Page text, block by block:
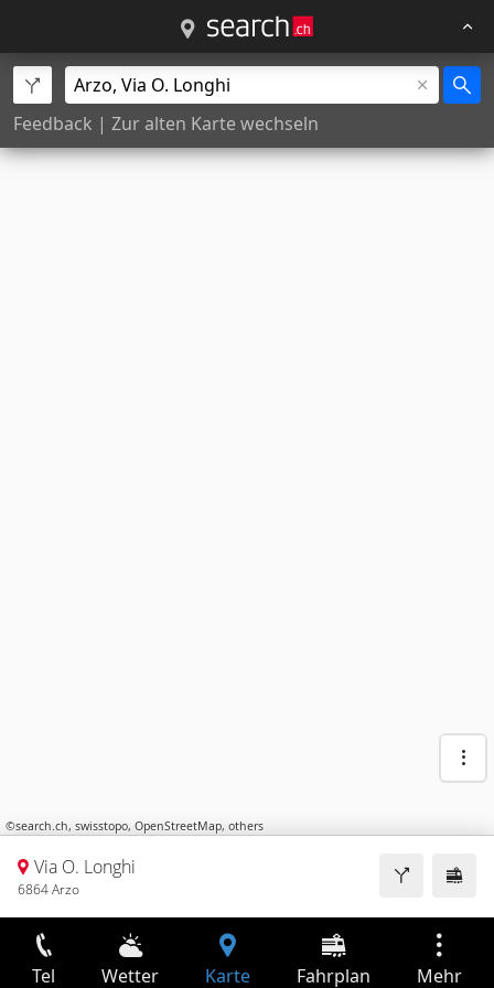
Feedback | Zur alten Karte wechseln
©search.ch, swisstopo, OpenStreetMap, others
Via O. Longhi
6864 Arzo
Tel Wetter Karte Fahrplan Mehr